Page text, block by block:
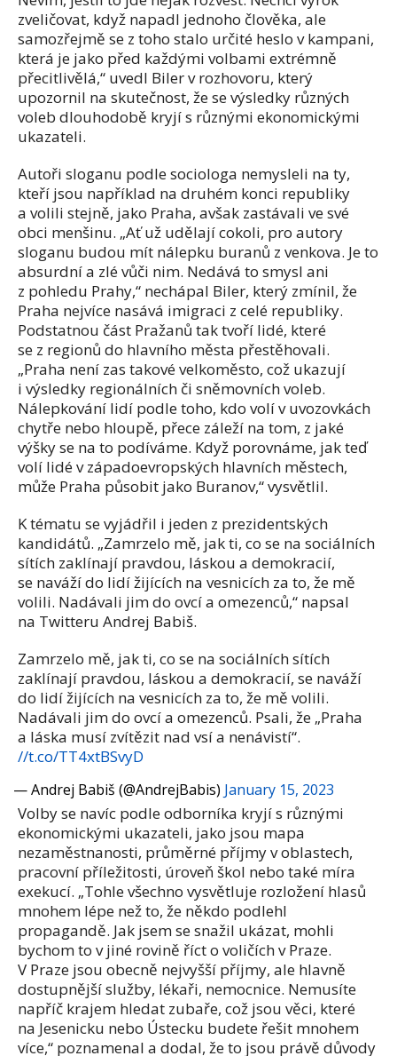
zveličovat, když napadl jednoho člověka, ale
samozřejmě se z toho stalo určité heslo v kampani,
která je jako před každými volbami extrémně
přecitlivělá,“ uvedl Biler v rozhovoru, který
upozornil na skutečnost, že se výsledky různých
voleb dlouhodobě kryjí s různými ekonomickými
ukazateli.
Autoři sloganu podle sociologa nemysleli na ty,
kteří jsou například na druhém konci republiky
a volili stejně, jako Praha, avšak zastávali ve své
obci menšinu. „Ať už udělají cokoli, pro autory
sloganu budou mít nálepku buranů z venkova. Je to
absurdní a zlé vůči nim. Nedává to smysl ani
z pohledu Prahy,“ nechápal Biler, který zmínil, že
Praha nejvíce nasává imigraci z celé republiky.
Podstatnou část Pražanů tak tvoří lidé, které
se z regionů do hlavního města přestěhovali.
„Praha není zas takové velkoměsto, což ukazují
i výsledky regionálních či sněmovních voleb.
Nálepkování lidí podle toho, kdo volí v uvozovkách
chytře nebo hloupě, přece záleží na tom, z jaké
výšky se na to podíváme. Když porovnáme, jak teď
volí lidé v západoevropských hlavních městech,
může Praha působit jako Buranov,“ vysvětlil.
K tématu se vyjádřil i jeden z prezidentských
kandidátů. „Zamrzelo mě, jak ti, co se na sociálních
sítích zaklínají pravdou, láskou a demokracií,
se naváží do lidí žijících na vesnicích za to, že mě
volili. Nadávali jim do ovcí a omezenců,“ napsal
na Twitteru Andrej Babiš.
Zamrzelo mě, jak ti, co se na sociálních sítích
zaklínají pravdou, láskou a demokracií, se naváží
do lidí žijících na vesnicích za to, že mě volili.
Nadávali jim do ovcí a omezenců. Psali, že „Praha
a láska musí zvítězit nad vsí a nenávistí“.
//t.co/TT4xtBSvyD
— Andrej Babiš (@AndrejBabis) January 15, 2023
Volby se navíc podle odborníka kryjí s různými
ekonomickými ukazateli, jako jsou mapa
nezaměstnanosti, průměrné příjmy v oblastech,
pracovní příležitosti, úroveň škol nebo také míra
exekucí. „Tohle všechno vysvětluje rozložení hlasů
mnohem lépe než to, že někdo podlehl
propagandě. Jak jsem se snažil ukázat, mohli
bychom to v jiné rovině říct o voličích v Praze.
V Praze jsou obecně nejvyšší příjmy, ale hlavně
dostupnější služby, lékaři, nemocnice. Nemusíte
napříč krajem hledat zubaře, což jsou věci, které
na Jesenicku nebo Ústecku budete řešit mnohem
více,“ poznamenal a dodal, že to jsou právě důvody